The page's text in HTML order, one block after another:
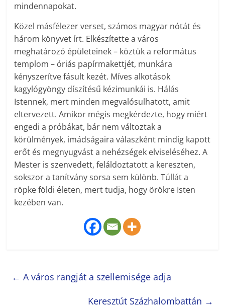
mindennapokat.
Közel másfélezer verset, számos magyar nótát és
három könyvet írt. Elkészítette a város
meghatározó épületeinek – köztük a református
templom – óriás papírmakettjét, munkára
kényszerítve fásult kezét. Míves alkotások
kagylógyöngy díszítésű kézimunkái is. Hálás
Istennek, mert minden megvalósulhatott, amit
eltervezett. Amikor mégis megkérdezte, hogy miért
engedi a próbákat, bár nem változtak a
körülmények, imádságaira válaszként mindig kapott
erőt és megnyugvást a nehézségek elviseléséhez. A
Mester is szenvedett, feláldoztatott a kereszten,
sokszor a tanítvány sorsa sem különb. Túllát a
röpke földi életen, mert tudja, hogy örökre Isten
kezében van.
← A város rangját a szellemisége adja
Keresztút Százhalombattán →